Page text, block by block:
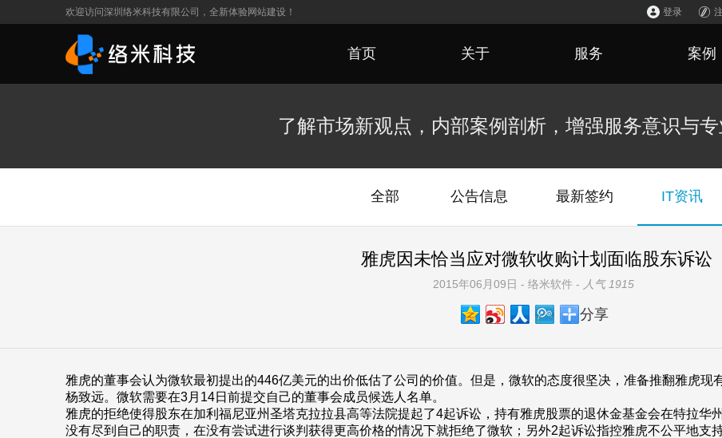
欢迎访问深圳络米科技有限公司，全新体验网站建设！ 登录
首页 关于 服务 案例
了解市场新观点，内部案例剖析，增强服务意识与专
全部 公告信息 最新签约 IT资讯
雅虎因未恰当应对微软收购计划面临股东诉讼
2015年06月09日 - 络米软件 - 人气 1915
分享
雅虎的董事会认为微软最初提出的446亿美元的出价低估了公司的价值。但是，微软的态度很坚决，准备推翻雅虎
杨致远。微软需要在3月14日前提交自己的董事会成员候选人名单。
雅虎的拒绝使得股东在加利福尼亚州圣塔克拉拉县高等法院提起了4起诉讼，持有雅虎股票的退休金基金会在特拉华
没有尽到自己的职责，在没有尝试进行谈判获得更高价格的情况下就拒绝了微软；另外2起诉讼指控雅虎不公平地